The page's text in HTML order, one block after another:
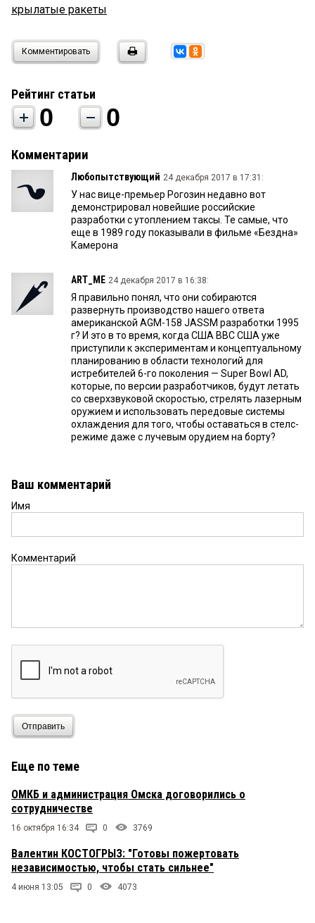
крылатые ракеты
Комментировать
Рейтинг статьи
0 0
Комментарии
Любопытствующий 24 декабря 2017 в 17:31:
У нас вице-премьер Рогозин недавно вот
демонстрировал новейшие российские
разработки с утоплением таксы. Те самые, что
еще в 1989 году показывали в фильме «Бездна»
Камерона
ART_ME 24 декабря 2017 в 16:38:
Я правильно понял, что они собираются
развернуть производство нашего ответа
американской AGM-158 JASSM разработки 1995
г? И это в то время, когда США ВВС США уже
приступили к экспериментам и концептуальному
планированию в области технологий для
истребителей 6-го поколения — Super Bowl AD,
которые, по версии разработчиков, будут летать
со сверхзвуковой скоростью, стрелять лазерным
оружием и использовать передовые системы
охлаждения для того, чтобы оставаться в стелс-
режиме даже с лучевым орудием на борту?
Ваш комментарий
Имя
Комментарий
Отправить
Еще по теме
ОМКБ и администрация Омска договорились о
сотрудничестве
16 октября 16:34 0 3769
Валентин КОСТОГРЫЗ: "Готовы пожертовать
независимостью, чтобы стать сильнее"
4 июня 13:05 0 4073